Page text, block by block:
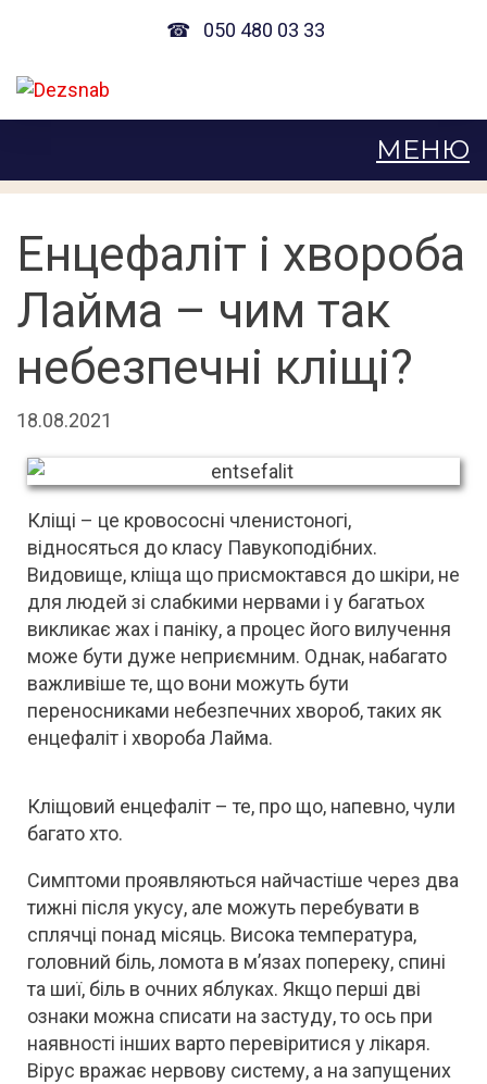
☎ 050 480 03 33
Енцефаліт і хвороба
Лайма – чим так
небезпечні кліщі?
18.08.2021
Кліщі – це кровососні членистоногі,
відносяться до класу Павукоподібних.
Видовище, кліща що присмоктався до шкіри, не
для людей зі слабкими нервами і у багатьох
викликає жах і паніку, а процес його вилучення
може бути дуже неприємним. Однак, набагато
важливіше те, що вони можуть бути
переносниками небезпечних хвороб, таких як
енцефаліт і хвороба Лайма.
Кліщовий енцефаліт – те, про що, напевно, чули
багато хто.
Симптоми проявляються найчастіше через два
тижні після укусу, але можуть перебувати в
сплячці понад місяць. Висока температура,
головний біль, ломота в м’язах попереку, спині
та шиї, біль в очних яблуках. Якщо перші дві
ознаки можна списати на застуду, то ось при
наявності інших варто перевіритися у лікаря.
Вірус вражає нервову систему, а на запущених